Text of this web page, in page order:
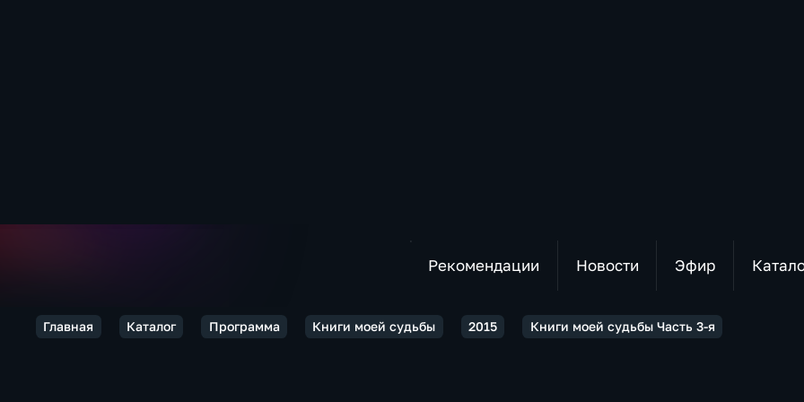
Рекомендации Новости Эфир
Главная Каталог Программа Книги моей судьбы 2015 Книги моей судьбы Часть 3-я